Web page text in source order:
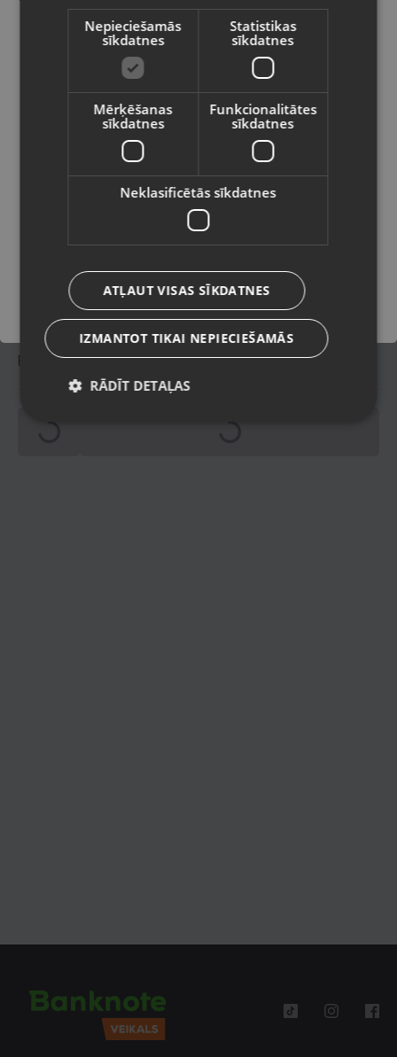
Preces informācija
bank)
Atrašanās vieta Ādaži, Gaujas iela 11
+371 28372500
Lietots (Garantija 6 mēneši)
Komplektācija Bez komplektācijas.
Piegādes veidi
Spinning
valodā
Valsts
Saglabāt
Nepieciešamās
sīkdatnes
Statistikas
sīkdatnes
Mērķēšanas
sīkdatnes
Funkcionalitātes
sīkdatnes
Neklasificētās sīkdatnes
ATĻAUT VISAS SĪKDATNES
IZMANTOT TIKAI NEPIECIEŠAMĀS
RĀDĪT DETAĻAS